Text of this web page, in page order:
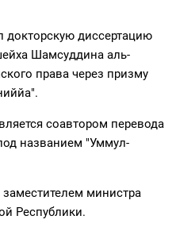
докторскую диссертацию
Шамсуддина аль-
права через призму
соавтором перевода
названием "Уммул-
министра
Республики.